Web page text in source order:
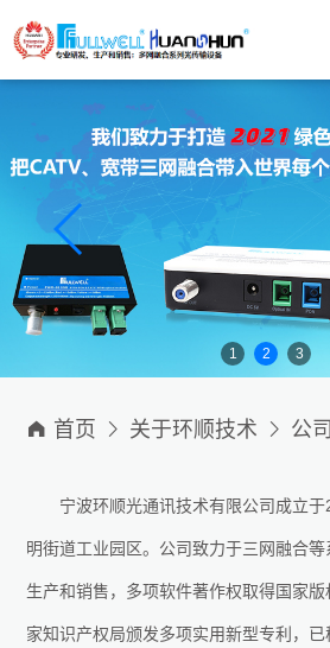
1 2 3
 首页  关于环顺技术  公
宁波环顺光通讯技术有限公司成立于
明街道工业园区。公司致力于三网融合等
生产和销售，多项软件著作权取得国家
家知识产权局颁发多项实用新型专利，